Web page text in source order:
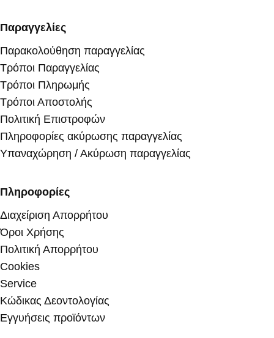
Παραγγελίες
Παρακολούθηση παραγγελίας
Τρόποι Παραγγελίας
Τρόποι Πληρωμής
Τρόποι Αποστολής
Πολιτική Επιστροφών
Πληροφορίες ακύρωσης παραγγελίας
Υπαναχώρηση / Ακύρωση παραγγελίας
Πληροφορίες
Διαχείριση Απορρήτου
Όροι Χρήσης
Πολιτική Απορρήτου
Cookies
Service
Κώδικας Δεοντολογίας
Εγγυήσεις προϊόντων